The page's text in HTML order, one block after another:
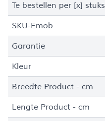
Te bestellen per [x] stuks
SKU-Emob
Garantie
Kleur
Breedte Product - cm
Lengte Product - cm